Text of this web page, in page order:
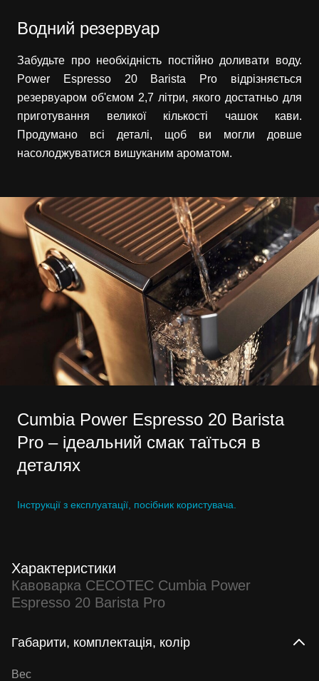
Водний резервуар
Забудьте про необхідність постійно доливати воду.
Power Espresso 20 Barista Pro відрізняється
резервуаром об'ємом 2,7 літри, якого достатньо для
приготування великої кількості чашок кави.
Продумано всі деталі, щоб ви могли довше
насолоджуватися вишуканим ароматом.
Cumbia Power Espresso 20 Barista
Pro – ідеальний смак таїться в
деталях
Інструкції з експлуатації, посібник користувача.
Характеристики
Кавоварка CECOTEC Cumbia Power
Espresso 20 Barista Pro
Габарити, комплектація, колір
Вес